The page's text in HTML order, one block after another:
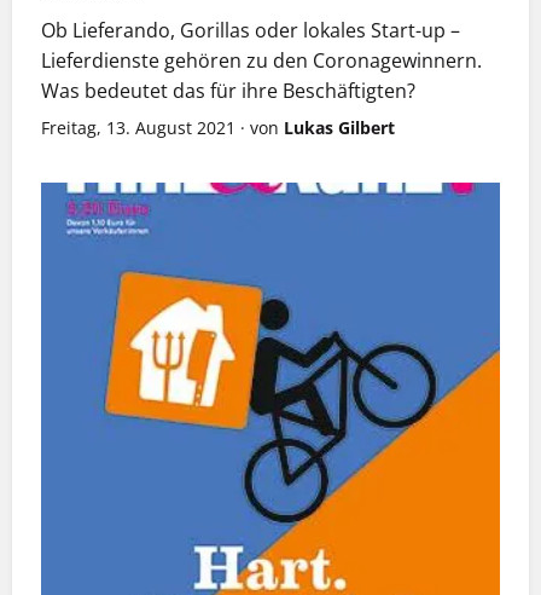
Ob Lieferando, Gorillas oder lokales Start-up –
Lieferdienste gehören zu den Coronagewinnern.
Was bedeutet das für ihre Beschäftigten?
Freitag, 13. August 2021 · von Lukas Gilbert